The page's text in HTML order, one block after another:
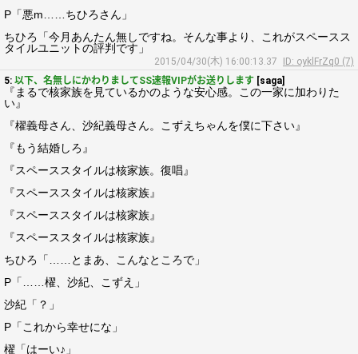
P「悪m……ちひろさん」
ちひろ「今月あんたん無しですね。そんな事より、これがスペースス
タイルユニットの評判です」
2015/04/30(木) 16:00:13.37
ID: oyklFrZq0 (7)
5: 以下、名無しにかわりましてSS速報VIPがお送りします [saga]
『まるで核家族を見ているかのような安心感。この一家に加わりた
い』
『櫂義母さん、沙紀義母さん。こずえちゃんを僕に下さい』
『もう結婚しろ』
『スペーススタイルは核家族。復唱』
『スペーススタイルは核家族』
『スペーススタイルは核家族』
『スペーススタイルは核家族』
ちひろ「……とまあ、こんなところで」
P「……櫂、沙紀、こずえ」
沙紀「？」
P「これから幸せにな」
櫂「はーい♪」